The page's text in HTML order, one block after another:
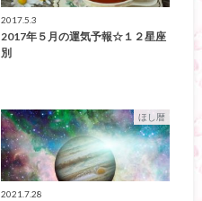
2017.5.3
2017年５月の運気予報☆１２星座
別
ほし暦
2021.7.28